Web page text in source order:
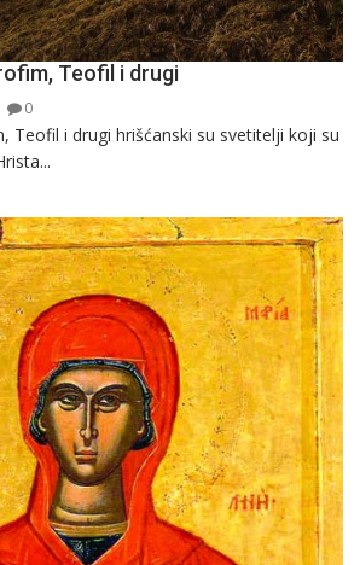
Teofil i drugi
0
Teofil i drugi hrišćanski su svetitelji koji su